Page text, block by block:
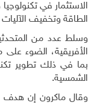
الاستثمار في
الطاقة وتخفيف الآليات
وسلط عدد من
الأفريقية، الضوء على
بما في ذلك تطوير
الشمسية.
وقال ماكرون إن هدف